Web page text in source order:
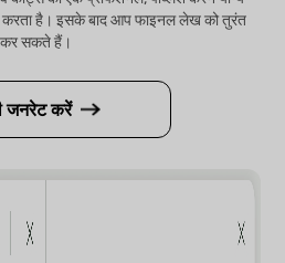
करता है। इसके बाद आप फाइनल लेख को तुरंत
कर सकते हैं।
जनरेट करें